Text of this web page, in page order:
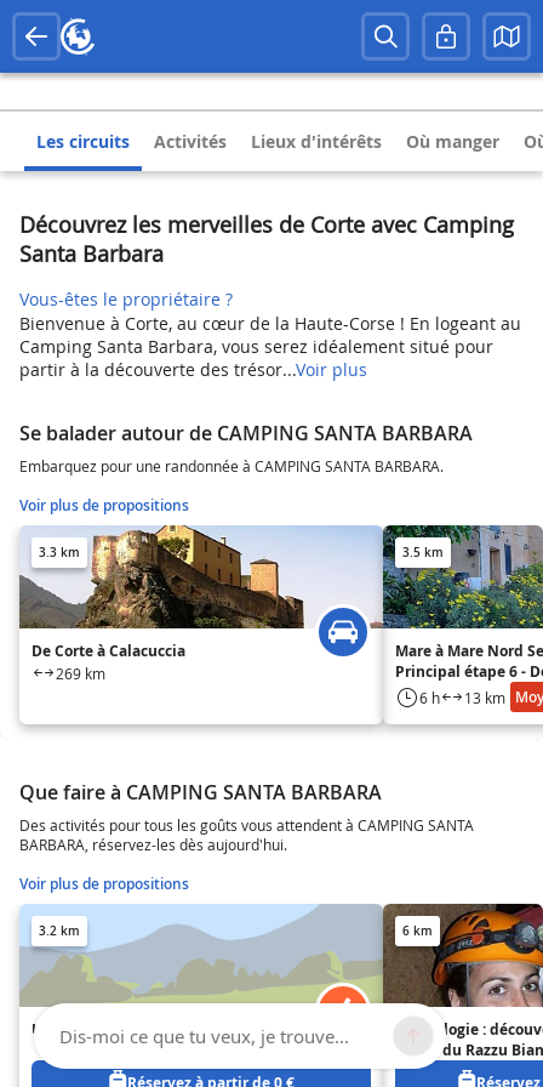
Les circuits Activités Lieux d'intérêts Où manger
Découvrez les merveilles de Corte avec Camping
Santa Barbara
Vous-êtes le propriétaire ?
Bienvenue à Corte, au cœur de la Haute-Corse ! En logeant au
Camping Santa Barbara, vous serez idéalement situé pour
partir à la découverte des trésor...Voir plus
Se balader autour de CAMPING SANTA BARBARA
Embarquez pour une randonnée à CAMPING SANTA BARBARA.
Voir plus de propositions
3.3 km
De Corte à Calacuccia
269 km
3.5 km
Mare à Mare Nord
Principal étape 6 -
refuge A Sega
6 h 13 km
Que faire à CAMPING SANTA BARBARA
Des activités pour tous les goûts vous attendent à CAMPING SANTA
BARBARA, réservez-les dès aujourd'hui.
Voir plus de propositions
3.2 km
UTILE CORTE
Réservez à partir de 0 €
6 km
Spéléologie :
grotte du Razzu
départ de Venaco à
Dis-moi ce que tu veux, je trouve...